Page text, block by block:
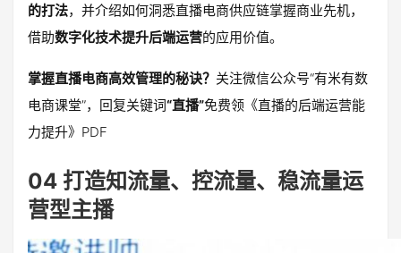
的打法，并介绍如何洞悉直播电商供应链掌握商业先机，
借助数字化技术提升后端运营的应用价值。
掌握直播电商高效管理的秘诀？ 关注微信公众号“有米有数
电商课堂”，回复关键词“直播”免费领《直播的后端运营能
力提升》PDF
04 打造知流量、控流量、稳流量运
营型主播